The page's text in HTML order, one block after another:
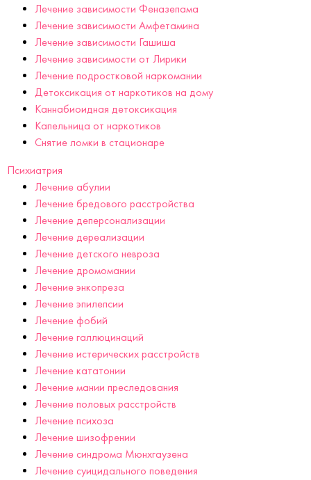
Лечение зависимости Феназепама
Лечение зависимости Амфетамина
Лечение зависимости Гашиша
Лечение зависимости от Лирики
Лечение подростковой наркомании
Детоксикация от наркотиков на дому
Каннабиоидная детоксикация
Капельница от наркотиков
Снятие ломки в стационаре
Психиатрия
Лечение абулии
Лечение бредового расстройства
Лечение деперсонализации
Лечение дереализации
Лечение детского невроза
Лечение дромомании
Лечение энкопреза
Лечение эпилепсии
Лечение фобий
Лечение галлюцинаций
Лечение истерических расстройств
Лечение кататонии
Лечение мании преследования
Лечение половых расстройств
Лечение психоза
Лечение шизофрении
Лечение синдрома Мюнхгаузена
Лечение суицидального поведения